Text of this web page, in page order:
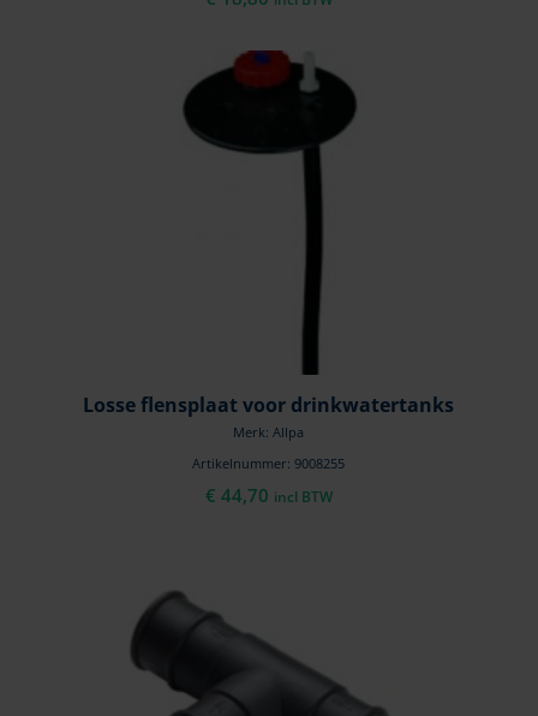
Losse flensplaat voor drinkwatertanks
Merk: Allpa
Artikelnummer: 9008255
€ 44,70 incl BTW